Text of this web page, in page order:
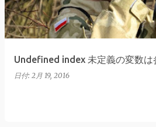
Undefined index 未定義の変数は
日付: 2月 19, 2016